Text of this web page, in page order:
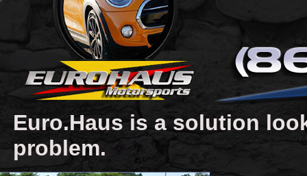
Euro.Haus is a solution
problem.